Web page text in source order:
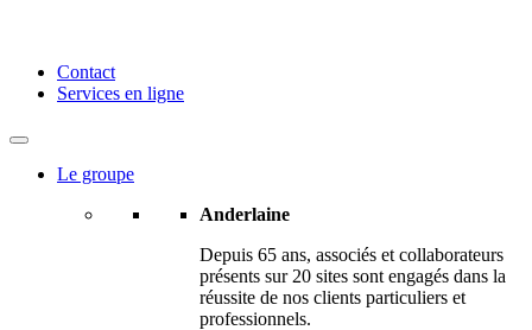
Anderlaine | Conseil – Expert comptable – Avocat – Audit
Contact
Services en ligne
Le groupe
Anderlaine
Depuis 65 ans, associés et collaborateurs
présents sur 20 sites sont engagés dans la
réussite de nos clients particuliers et
professionnels.